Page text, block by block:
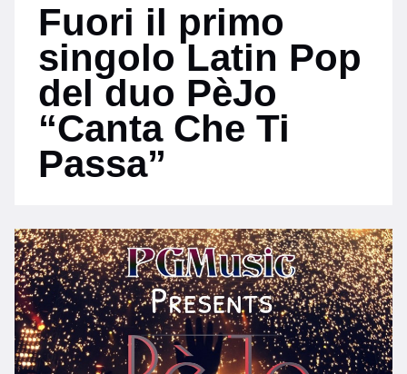
Fuori il primo
singolo Latin Pop
del duo PèJo
“Canta Che Ti
Passa”